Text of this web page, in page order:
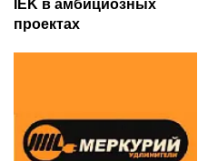
IEK в амбициозных
проектах